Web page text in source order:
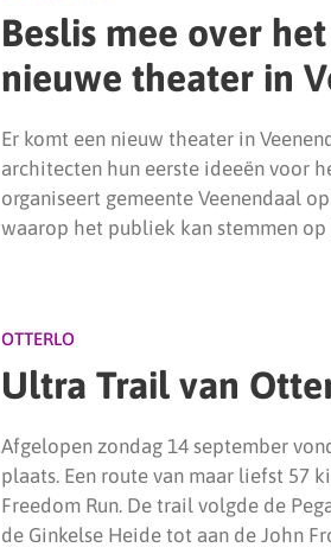
Beslis mee over
nieuwe theater in
Er komt een nieuw theater in
architecten hun eerste ideeën voor
organiseert gemeente Veenendaal
waarop het publiek kan stemmen
OTTERLO
Ultra Trail van
Afgelopen zondag 14 september
plaats. Een route van maar liefst 57
Freedom Run. De trail volgde de
de Ginkelse Heide tot aan de John